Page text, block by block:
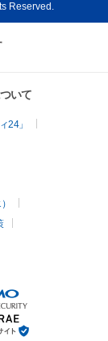
Reserved.
いて
24」